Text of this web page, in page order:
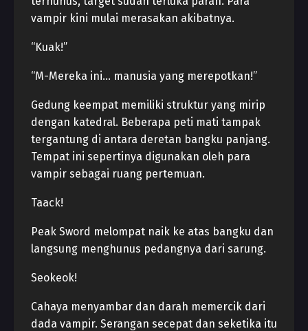
vampir kini mulai merasakan akibatnya.
“Kuak!”
“M-Mereka ini… manusia yang merepotkan!”
Gedung keempat memiliki struktur yang mirip
dengan katedral. Beberapa peti mati tampak
tergantung di antara deretan bangku panjang.
Tempat ini sepertinya digunakan oleh para
vampir sebagai ruang pertemuan.
Taack!
Peak Sword melompat naik ke atas bangku dan
langsung menghunus pedangnya dari sarung.
Seokeok!
Cahaya menyambar dan darah memercik dari
dada vampir. Serangan secepat dan seketika itu